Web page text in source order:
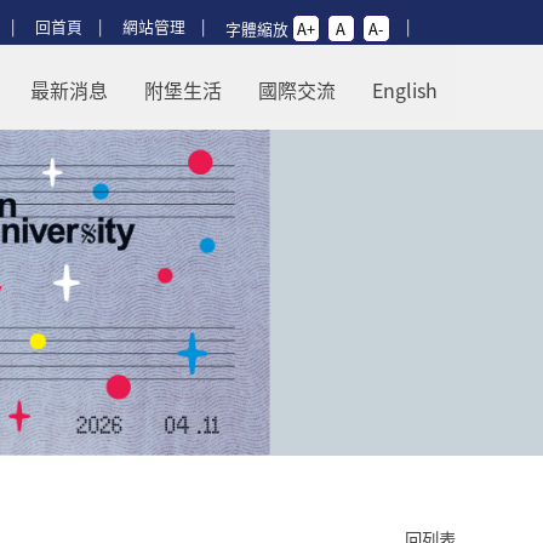
回首頁 網站管理 字體縮放 A+ A A-
最新消息 附堡生活 國際交流 English